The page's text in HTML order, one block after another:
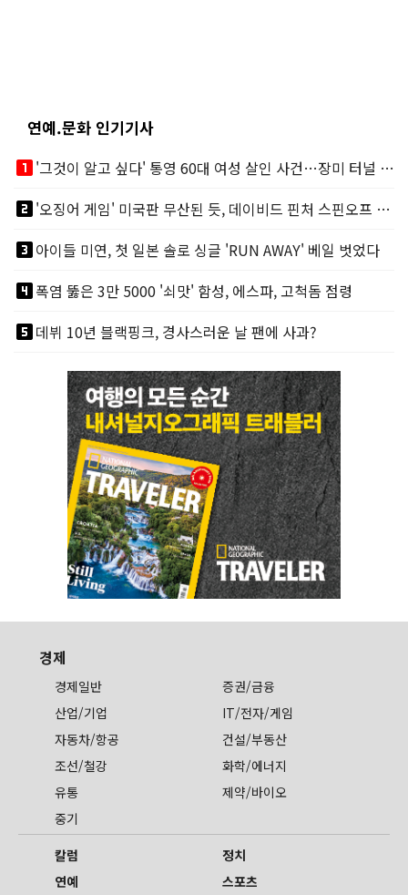
연예.문화 인기기사
looks_one
'그것이 알고 싶다' 통영 60대 여성 살인 사건…장미 터널 아래 킬러, 누구냐 넌?
looks_two
'오징어 게임' 미국판 무산된 듯, 데이비드 핀처 스핀오프 철회
looks_3아이들 미연, 첫 일본 솔로 싱글 'RUN AWAY' 베일 벗었다
looks_4폭염 뚫은 3만 5000 '쇠맛' 함성, 에스파, 고척돔 점령
looks_5데뷔 10년 블랙핑크, 경사스러운 날 팬에 사과?
경제
경제일반
증권/금융
산업/기업
IT/전자/게임
자동차/항공
건설/부동산
조선/철강
화학/에너지
유통
제약/바이오
중기
칼럼
정치
연예
스포츠